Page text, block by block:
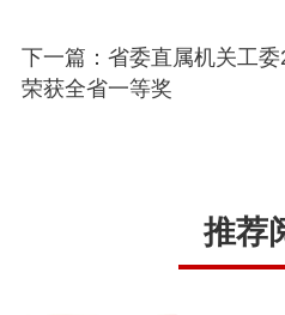
下一篇：省委直属机关工
荣获全省一等奖
推荐